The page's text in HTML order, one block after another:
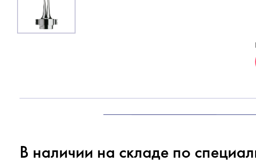
В наличии на складе по